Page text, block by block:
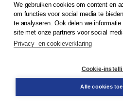
© 2026Koninklijke Boom uitgevers
Klantenservice
Service & informatie
Contact
We gebruiken cookies om content en
om functies voor social media te
te analyseren. Ook delen we
site met onze partners voor social
Privacy- en cookieverklaring
Cookie-
Alle cookies